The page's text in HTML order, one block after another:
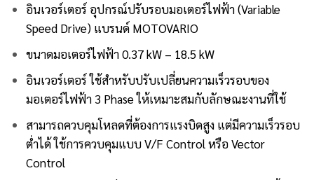
อินเวอร์เตอร์ อุปกรณ์ปรับรอบมอเตอร์ไฟฟ้า (Variable
Speed Drive) แบรนด์ MOTOVARIO
ขนาดมอเตอร์ไฟฟ้า 0.37 kW – 18.5 kW
อินเวอร์เตอร์ใช้สำหรับปรับเปลี่ยนความเร็วรอบของ
มอเตอร์ไฟฟ้า 3 Phase ให้เหมาะสมกับลักษณะงานที่ใช้
สามารถควบคุมโหลดที่ต้องการแรงบิดสูง แต่มีความเร็วรอบ
ต่ำได้ ใช้การควบคุมแบบ V/F Control หรือ Vector
Control